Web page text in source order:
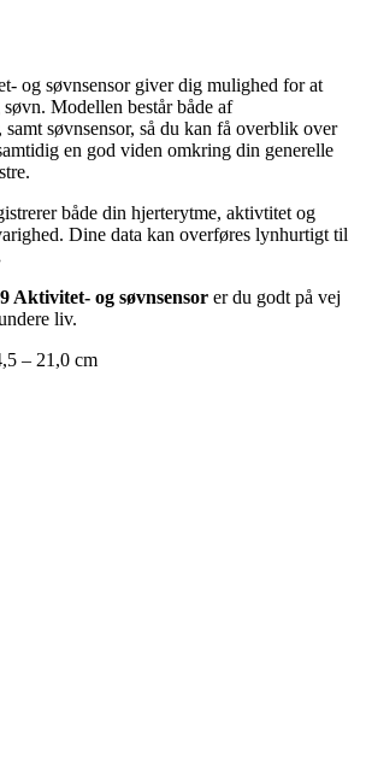
og søvnsensor giver dig mulighed for at
Modellen består både af
samt søvnsensor, så du kan få overblik over
en god viden omkring din generelle
både din hjerterytme, aktivtitet og
Dine data kan overføres lynhurtigt til
Aktivitet- og søvnsensor er du godt på vej
liv.
– 21,0 cm